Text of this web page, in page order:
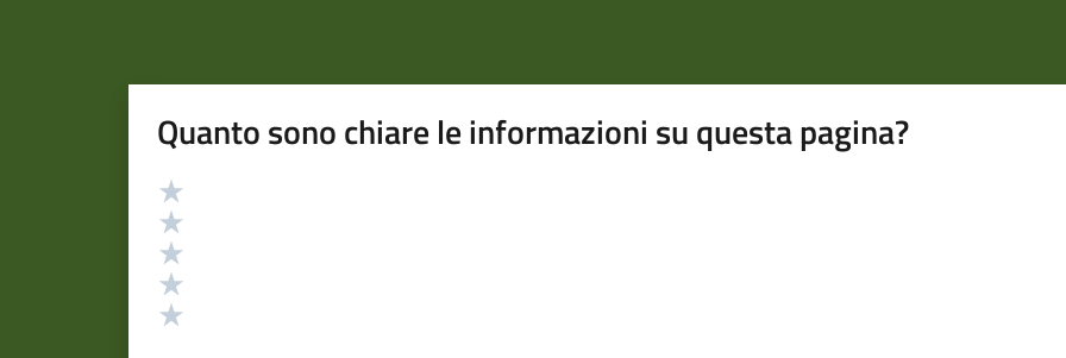
Quanto sono chiare le informazioni su questa pagina?
Valutazione